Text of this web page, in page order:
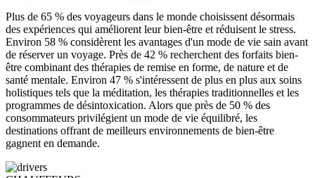
Plus de 65 % des voyageurs dans le monde choisissent désormais
des expériences qui améliorent leur bien-être et réduisent le stress.
Environ 58 % considèrent les avantages d'un mode de vie sain avant
de réserver un voyage. Près de 42 % recherchent des forfaits bien-
être combinant des thérapies de remise en forme, de nature et de
santé mentale. Environ 47 % s'intéressent de plus en plus aux soins
holistiques tels que la méditation, les thérapies traditionnelles et les
programmes de désintoxication. Alors que près de 50 % des
consommateurs privilégient un mode de vie équilibré, les
destinations offrant de meilleurs environnements de bien-être
gagnent en demande.